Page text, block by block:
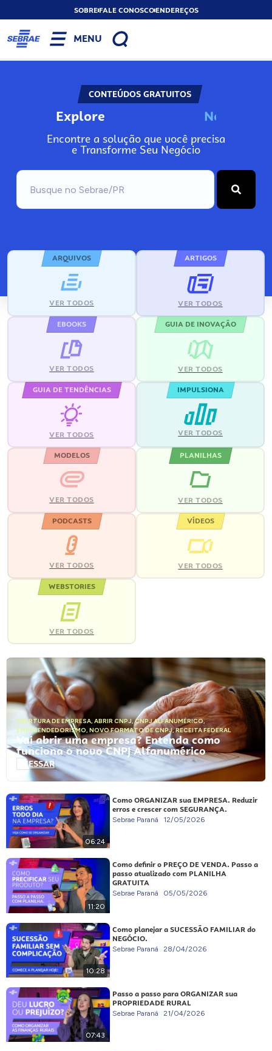
SOBREFALE CONOSCOENDEREÇOS
MENU
CONTEÚDOS GRATUITOS
Explore No
Encontre a solução que você precisa
e Transforme Seu Negócio
ARQUIVOS
VER TODOS
ARTIGOS
VER TODOS
EBOOKS
VER TODOS
GUIA DE INOVAÇÃO
VER TODOS
GUIA DE TENDÊNCIAS
VER TODOS
IMPULSIONA
VER TODOS
MODELOS
VER TODOS
PLANILHAS
VER TODOS
PODCASTS
VER TODOS
VÍDEOS
VER TODOS
WEBSTORIES
VER TODOS
ABERTURA DE EMPRESA, ABRIR CNPJ,CNPJ ALFANUMÉRICO,
EMPREENDEDORISMO, NOVO FORMATO DE CNPJ,RECEITA FEDERAL
Vai abrir uma empresa? Entenda como
funciona o novo CNPJ Alfanumérico
ACESSAR
06:24
Como ORGANIZAR sua EMPRESA. Reduzir
erros e crescer com SEGURANÇA.
Sebrae Paraná 12/05/2026
11:20
Como definir o PREÇO DE VENDA. Passo a
passo atualizado com PLANILHA
GRATUITA
Sebrae Paraná 05/05/2026
10:28
Como planejar a SUCESSÃO FAMILIAR do
NEGÓCIO.
Sebrae Paraná 28/04/2026
07:43
Passo a passo para ORGANIZAR sua
PROPRIEDADE RURAL
Sebrae Paraná 21/04/2026